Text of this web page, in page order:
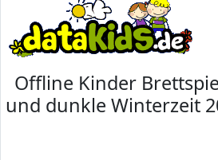
Offline Kinder
und dunkle Winterzeit